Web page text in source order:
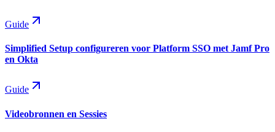
Guide
Simplified Setup configureren voor Platform SSO met Jamf Pro
en Okta
Guide
Videobronnen en Sessies